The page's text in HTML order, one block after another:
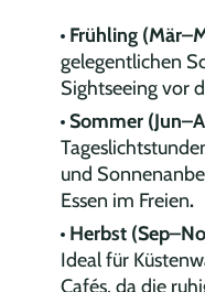
Frühling
gelegentlichen
Sightseeing vor
Sommer
und
Essen im Freien.
Herbst
Ideal für
Cafés, da die